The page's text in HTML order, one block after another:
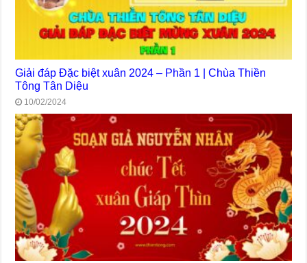
Giải đáp Đặc biệt xuân 2024 – Phần 1 | Chùa Thiền
Tông Tân Diệu
10/02/2024